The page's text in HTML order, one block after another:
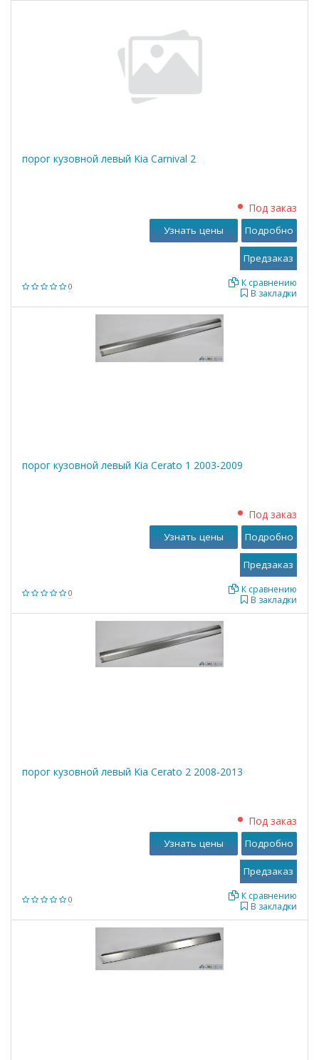
порог кузовной левый Kia Carnival 2
0
Под заказ
В закладки
К сравнению
Узнать цены Подробно
порог кузовной левый Kia Cerato 1 2003-2009
0
Под заказ
В закладки
К сравнению
Узнать цены Подробно
порог кузовной левый Kia Cerato 2 2008-2013
0
Под заказ
В закладки
К сравнению
Узнать цены Подробно